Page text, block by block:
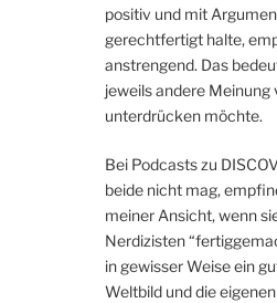
positiv und mit
gerechtfertigt halte,
anstrengend. Das
jeweils andere Meinung
unterdrücken möchte.
Bei Podcasts zu
beide nicht mag,
meiner Ansicht, wenn
Nerdizisten
in gewisser Weise ein
Weltbild und die